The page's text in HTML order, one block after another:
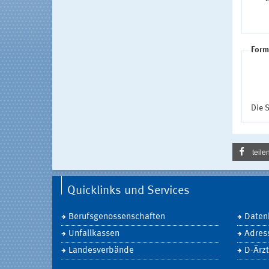
Die
Quicklinks und Services
Berufsgenossenschaften
Unfallkassen
Landesverbände
D-